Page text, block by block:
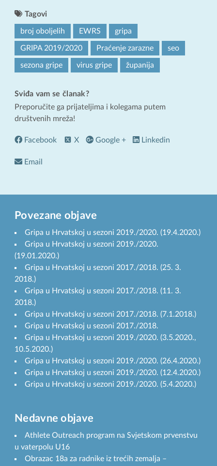
Tagovi
broj oboljelih EWRS gripa
GRIPA 2019/2020 Praćenje zarazne seo
sezona gripe virus gripe županija
Sviđa vam se članak?
Preporučite ga prijateljima i kolegama putem
društvenih mreža!
Facebook X Google + Linkedin
Email
Povezane objave
Gripa u Hrvatskoj u sezoni 2019./2020. (19.4.2020.)
Gripa u Hrvatskoj u sezoni 2019./2020.
(19.01.2020.)
Gripa u Hrvatskoj u sezoni 2017./2018. (25. 3.
2018.)
Gripa u Hrvatskoj u sezoni 2017./2018. (11. 3.
2018.)
Gripa u Hrvatskoj u sezoni 2017./2018. (7.1.2018.)
Gripa u Hrvatskoj u sezoni 2017./2018.
Gripa u Hrvatskoj u sezoni 2019./2020. (3.5.2020.,
10.5.2020.)
Gripa u Hrvatskoj u sezoni 2019./2020. (26.4.2020.)
Gripa u Hrvatskoj u sezoni 2019./2020. (12.4.2020.)
Gripa u Hrvatskoj u sezoni 2019./2020. (5.4.2020.)
Nedavne objave
Athlete Outreach program na Svjetskom prvenstvu
u vaterpolu U16
Obrazac 18a za radnike iz trećih zemalja –